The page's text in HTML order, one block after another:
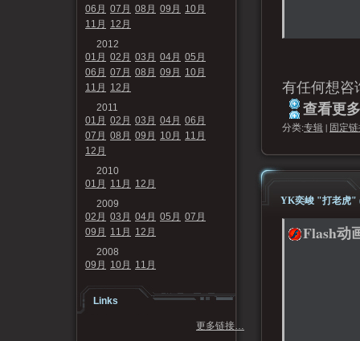
有任何想咨
查看更
分类:专辑| 固定
YK奕峻 "打老虎"
Flash动
06月 07月 08月 09月
10月
11月
12月
2012
01月 02月 03月 04月 05月
06月 07月 08月 09月
10月
11月
12月
2011
01月 02月 03月 04月 06月
07月 08月 09月 10月
11月
12月
2010
01月
11月
12月
2009
02月 03月 04月 05月 07月
09月
11月
12月
2008
09月
10月 11月
Links
更多链接…